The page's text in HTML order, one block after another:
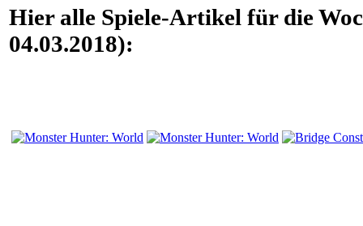
Hier alle Spiele-Artikel für die
04.03.2018):